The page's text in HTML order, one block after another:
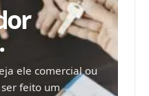
ele comercial ou
feito um